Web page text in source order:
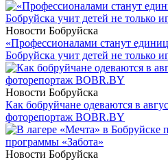
Новости Бобруйска
«Профессионалами станут
Бобруйска учит детей не только
Новости Бобруйска
Как бобруйчане одеваются в
фоторепортаж BOBR.BY
Новости Бобруйска